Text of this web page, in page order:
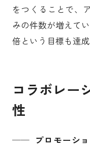
をつくることで、
みの件数が増えて
倍という目標も達
コラボレー
性
── プロモーショ